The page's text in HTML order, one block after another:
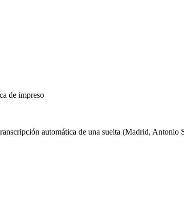
de impreso
automática de una suelta (Madrid, Antonio